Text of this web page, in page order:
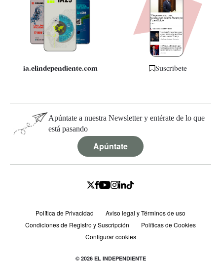
Quiénes somos
Especificaciones
ia.elindependiente.com Suscríbete
Apúntate a nuestra Newsletter y entérate de lo que
está pasando
Apúntate
Política de Privacidad
Aviso legal y Términos de uso
Condiciones de Registro y Suscripción
Políticas de Cookies
Configurar cookies
© 2026 EL INDEPENDIENTE